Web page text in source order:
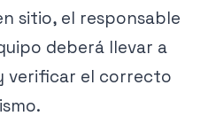
sitio, el responsable
deberá llevar a
verificar el correcto